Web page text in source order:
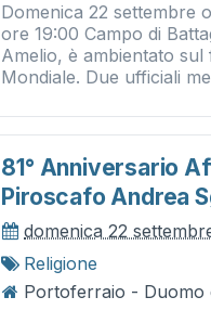
Domenica 22 settembre
ore 19:00 Campo di
Amelio, è ambientato
Mondiale. Due ufficiali
81° Anniversario
Piroscafo Andrea
domenica 22
Religione
Portoferraio - Duomo